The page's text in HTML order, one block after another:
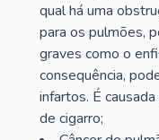
qual há uma
para os pulmões,
graves como o
consequência,
infartos. É
de cigarro;